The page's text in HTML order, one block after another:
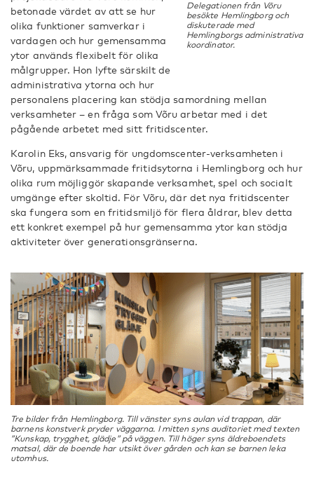
Delegationen från Võru
besökte Hemlingborg och
diskuterade med
Hemlingborgs administrativa
koordinator.
betonade värdet av att se hur
olika funktioner samverkar i
vardagen och hur gemensamma
ytor används flexibelt för olika
målgrupper. Hon lyfte särskilt de
administrativa ytorna och hur
personalens placering kan stödja samordning mellan
verksamheter – en fråga som Võru arbetar med i det
pågående arbetet med sitt fritidscenter.
Karolin Eks, ansvarig för ungdomscenter-verksamheten i
Võru, uppmärksammade fritidsytorna i Hemlingborg och hur
olika rum möjliggör skapande verksamhet, spel och socialt
umgänge efter skoltid. För Võru, där det nya fritidscenter
ska fungera som en fritidsmiljö för flera åldrar, blev detta
ett konkret exempel på hur gemensamma ytor kan stödja
aktiviteter över generationsgränserna.
Tre bilder från Hemlingborg. Till vänster syns aulan vid trappan, där
barnens konstverk pryder väggarna. I mitten syns auditoriet med texten
”Kunskap, trygghet, glädje” på väggen. Till höger syns äldreboendets
matsal, där de boende har utsikt över gården och kan se barnen leka
utomhus.